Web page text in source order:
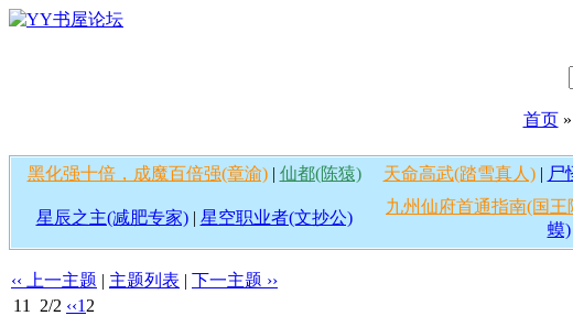
首页»
黑化强十倍，成魔百倍强(章渝)| 仙都(陈猿) 天命高武(踏雪真人)| 尸
星辰之主(减肥专家)| 星空职业者(文抄公)
九州仙府首通指南(国王
蟆)
‹‹ 上一主题 | 主题列表 | 下一主题 ››
11
2/2 ‹‹1 2